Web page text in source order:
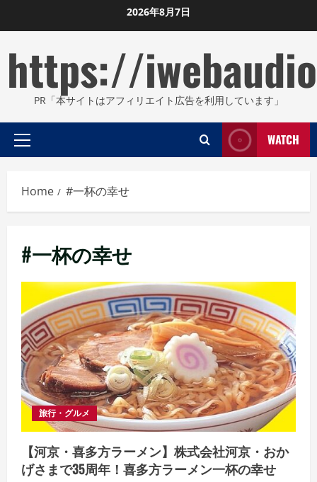
to
2026年8月7日
https://
PR「本サイトはアフィリエイト広告を利用しています」
Primary
WATCH
Home #一杯の幸せ
#一杯の幸せ
旅行・グルメ
【河京・喜多方ラーメン】株式会社河京・おか
げさまで35周年！喜多方ラーメン一杯の幸せ